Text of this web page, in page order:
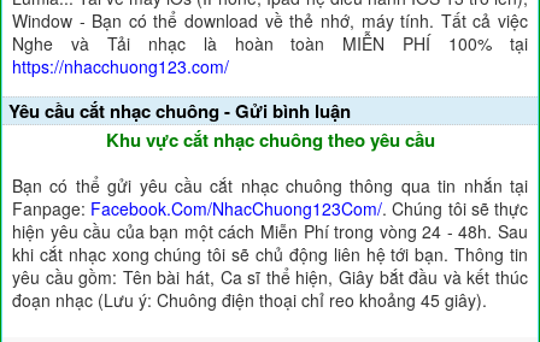
Window - Bạn có thể download về thẻ nhớ, máy tính. Tất cả việc
Nghe và Tải nhạc là hoàn toàn MIỄN PHÍ 100% tại
https://nhacchuong123.com/
Yêu cầu cắt nhạc chuông - Gửi bình luận
Khu vực cắt nhạc chuông theo yêu cầu
Bạn có thể gửi yêu cầu cắt nhạc chuông thông qua tin nhắn tại
Fanpage: Facebook.Com/NhacChuong123Com/. Chúng tôi sẽ thực
hiện yêu cầu của bạn một cách Miễn Phí trong vòng 24 - 48h. Sau
khi cắt nhạc xong chúng tôi sẽ chủ động liên hệ tới bạn. Thông tin
yêu cầu gồm: Tên bài hát, Ca sĩ thể hiện, Giây bắt đầu và kết thúc
đoạn nhạc (Lưu ý: Chuông điện thoại chỉ reo khoảng 45 giây).